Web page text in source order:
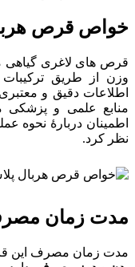
خواص قرص
قرص های لاغری گیاهی
وزن از طریق
اطلاعات دقیق و
منابع علمی و پزشکی
اطمینان دربارهٔ نحوه
نظر کرد.
مدت زمان
مدت زمان مصرف این